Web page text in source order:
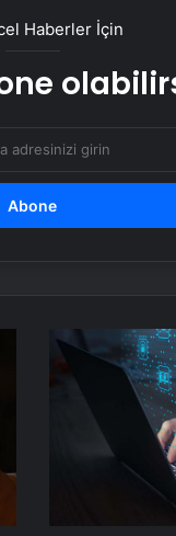
ve
25
Haberler İçin
Hertz'in
müşterilerinin
kişisel
bilgileri